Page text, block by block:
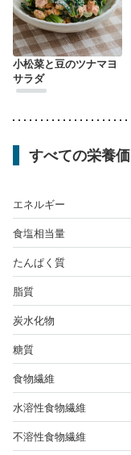
小松菜と豆のツナマヨ
サラダ
すべての栄養価
エネルギー
食塩相当量
たんぱく質
脂質
炭水化物
糖質
食物繊維
水溶性食物繊維
不溶性食物繊維